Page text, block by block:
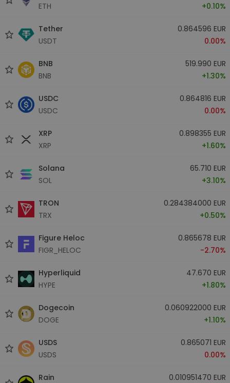
ETH
+0.10%
Tether
USDT
0.864596 EUR
0.00%
BNB
BNB
519.990 EUR
+1.30%
USDC
USDC
0.864816 EUR
0.00%
XRP
XRP
0.898355 EUR
+1.60%
Solana
SOL
65.710 EUR
+3.10%
TRON
TRX
0.284384000 EUR
+0.50%
Figure Heloc
FIGR_HELOC
0.865678 EUR
-2.70%
Hyperliquid
HYPE
47.670 EUR
+1.80%
Dogecoin
DOGE
0.060922000 EUR
+1.10%
USDS
USDS
0.865071 EUR
0.00%
Rain
0.010951470 EUR